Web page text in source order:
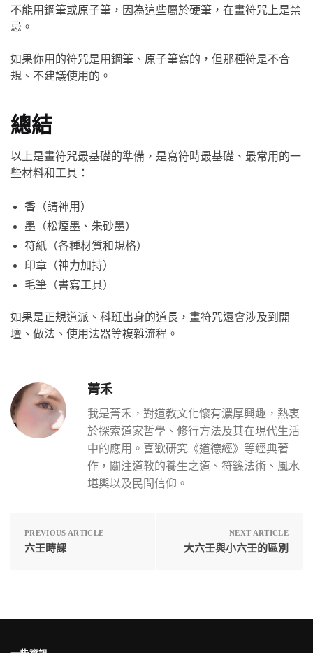
不能用鋼筆或原子筆，因為這些屬於硬筆，在畫符咒上是禁
忌。
如果你用的符咒是用鋼筆、原子筆寫的，但那種符是不合
規、不建議使用的。
總結
以上是畫符咒最基礎的準備，是寫符時最基礎、最常用的一
些材料和工具：
香（請神用）
墨（松煙墨、朱砂墨）
符紙（各種材質和規格）
印章（神力加持）
毛筆（書寫工具）
如果是正規道派、科班出身的道長，畫符咒還會涉及到開
壇、做法、使用法器等複雜流程。
菁禾
我是菁禾，對道教文化懷有濃厚興趣，熱衷
於探索道家哲學、修行方法及其在現代生活
中的應用。喜歡研究《道德經》等經典著
作，關注道教的養生之道、符籙法術、風水
堪輿以及民間信仰。
PREVIOUS ARTICLE
六壬時課
NEXT ARTICLE
大六壬與小六壬的區別